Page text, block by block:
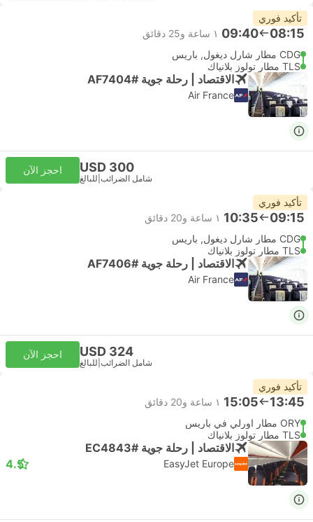
تأكيد فوري
08:15
09:40 ١ ساعة و‫25 دقائق
CDG مطار شارل ديغول, باريس
TLS مطار تولوز بلانياك
الاقتصاد | رحلة جوية #AF7404
Air France
USD 300
شامل الضرائب للبالغ
احجز الآن
تأكيد فوري
09:15
10:35 ١ ساعة و‫20 دقائق
CDG مطار شارل ديغول, باريس
TLS مطار تولوز بلانياك
الاقتصاد | رحلة جوية #AF7406
Air France
USD 324
شامل الضرائب للبالغ
احجز الآن
تأكيد فوري
13:45
15:05 ١ ساعة و‫20 دقائق
ORY مطار اورلي في باريس
TLS مطار تولوز بلانياك
الاقتصاد | رحلة جوية #EC4843
EasyJet Europe
4.5